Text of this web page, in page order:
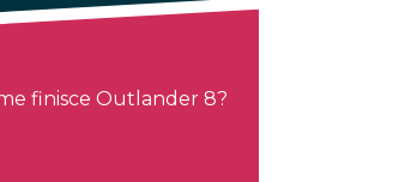
finisce Outlander 8?